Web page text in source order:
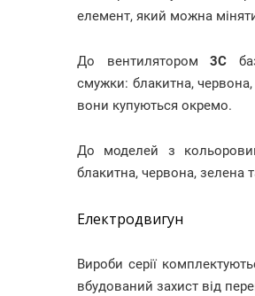
елемент, який можна
До вентилятором 3C
смужки: блакитна,
вони купуються окремо.
До моделей з
блакитна, червона, зелена
Електродвигун
Вироби серії
вбудований захист від